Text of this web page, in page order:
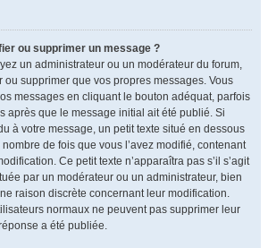
ou supprimer un message ?
un administrateur ou un modérateur du forum,
ou supprimer que vos propres messages. Vous
messages en cliquant le bouton adéquat, parfois
après que le message initial ait été publié. Si
à votre message, un petit texte situé en dessous
de fois que vous l’avez modifié, contenant
Ce petit texte n’apparaîtra pas s’il s’agit
par un modérateur ou un administrateur, bien
raison discrète concernant leur modification.
normaux ne peuvent pas supprimer leur
a été publiée.